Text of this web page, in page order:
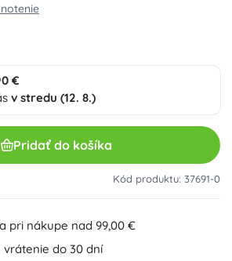
€
v stredu (12. 8.)
Pridať do košíka
Kód produktu: 37691-0
pri nákupe nad 99,00 €
do 30 dní